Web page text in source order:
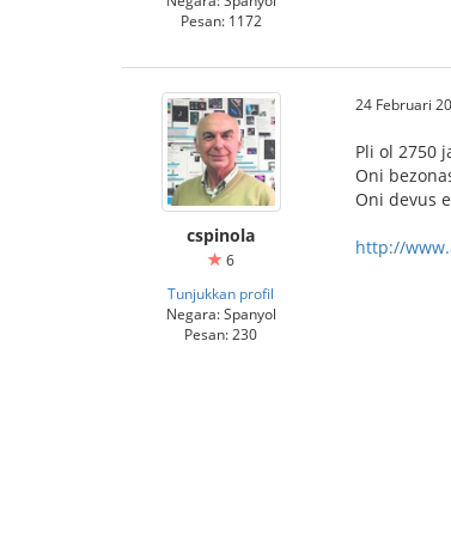
Pesan: 1172
cspinola
6
Tunjukkan profil
Negara: Spanyol
Pesan: 230
24 Februari
Pli ol 2750
Oni
Oni devus
http://